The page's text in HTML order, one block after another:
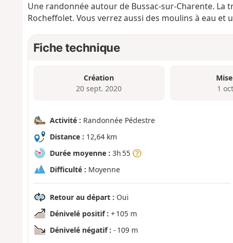
Une randonnée autour de Bussac-sur-Charente. La
Rocheffolet. Vous verrez aussi des moulins à eau et
Fiche technique
Création
20 sept. 2020
1
Activité : Randonnée Pédestre
Distance : 12,64 km
Durée moyenne : 3h 55
Difficulté : Moyenne
Retour au départ : Oui
Dénivelé positif : + 105 m
Dénivelé négatif : - 109 m